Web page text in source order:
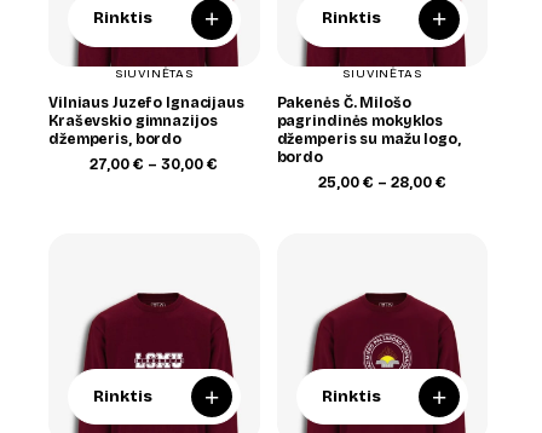
Rinktis +
SIUVINĖTAS
Vilniaus Juzefo Ignacijaus
Kraševskio gimnazijos
džemperis, bordo
27,00€ – 30,00€
Rinktis +
SIUVINĖTAS
Pakenės Č. Milošo
pagrindinės mokyklos
džemperis su mažu logo,
bordo
25,00 € – 28,00 €Price
Rinktis + Rinktis +